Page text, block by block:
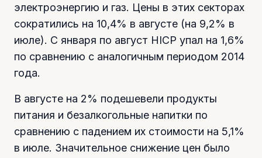
электроэнергию и газ. Цены в этих секторах
сократились на 10,4% в августе (на 9,2% в
июле). С января по август HICP упал на 1,6%
по сравнению с аналогичным периодом 2014
года.
В августе на 2% подешевели продукты
питания и безалкогольные напитки по
сравнению с падением их стоимости на 5,1%
в июле. Значительное снижение цен было